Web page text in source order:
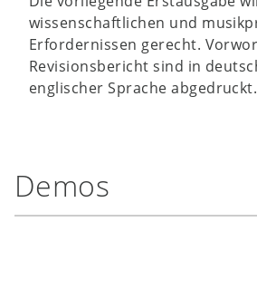
wissenschaftlichen und
Erfordernissen gerecht.
Revisionsbericht sind in
englischer Sprache abgedruckt.
Demos